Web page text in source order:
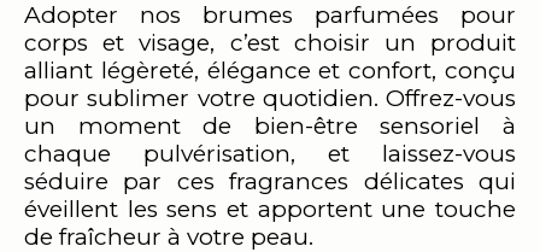
Adopter nos brumes parfumées pour
corps et visage, c’est choisir un produit
alliant légèreté, élégance et confort, conçu
pour sublimer votre quotidien. Offrez-vous
un moment de bien-être sensoriel à
chaque pulvérisation, et laissez-vous
séduire par ces fragrances délicates qui
éveillent les sens et apportent une touche
de fraîcheur à votre peau.